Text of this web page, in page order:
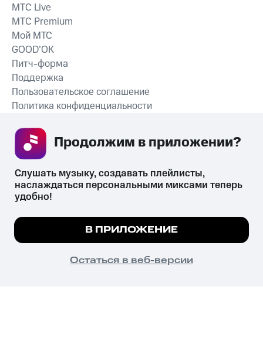
СКАЧАТЬ ПРИЛОЖЕНИЕ
MTС Live
MTС Premium
Мой МТС
GOOD’OK
Питч-форма
Поддержка
Пользовательское соглашение
Политика конфиденциальности
психотропных веществ, их аналогов причиняет вред здоровью,
их незаконный оборот запрещён и влечёт установленную
законодательством ответственность.
© 2026 ООО «КИОН».
Все права защищены
Мы используем куки, чтобы на сайте все
Подробнее
ПОНЯТНО
Слушать музыку, создавать плейлисты,
наслаждаться персональными миксами теперь
удобно!
В ПРИЛОЖЕНИЕ
Остаться в веб-версии